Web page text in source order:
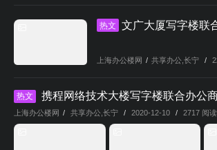
热文 文广大厦写字楼联
上海办公楼网 / 共享办公 长宁 /
热文 携程网络技术大楼写字楼联合办公
上海办公楼网 / 共享办公 长宁 / 2020-12-10 / 2717 阅读